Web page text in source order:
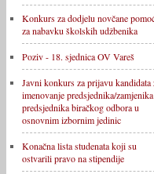
Konkurs za dodjelu novčane
za nabavku školskih udžbenika
Poziv - 18. sjednica OV Vareš
Javni konkurs za prijavu kandidata
imenovanje predsjednika/zamjenika
predsjednika biračkog odbora u
osnovnim izbornim jedinic
Konačna lista studenata koji su
ostvarili pravo na stipendije